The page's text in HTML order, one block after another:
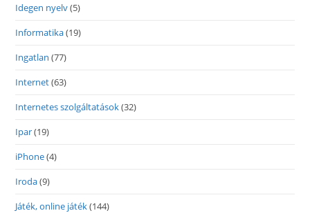
Idegen nyelv(5)
Informatika(19)
Ingatlan (77)
Internet(63)
Internetes szolgáltatások(32)
Ipar(19)
iPhone(4)
Iroda(9)
Játék, online játék(144)